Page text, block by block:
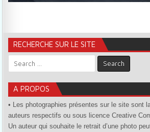
RECHERCHE SUR LE SITE
Search for:
A PROPOS
• Les photographies présentes sur le site sont
auteurs respectifs ou sous licence Creative
Un auteur qui souhaite le retrait d’une photo